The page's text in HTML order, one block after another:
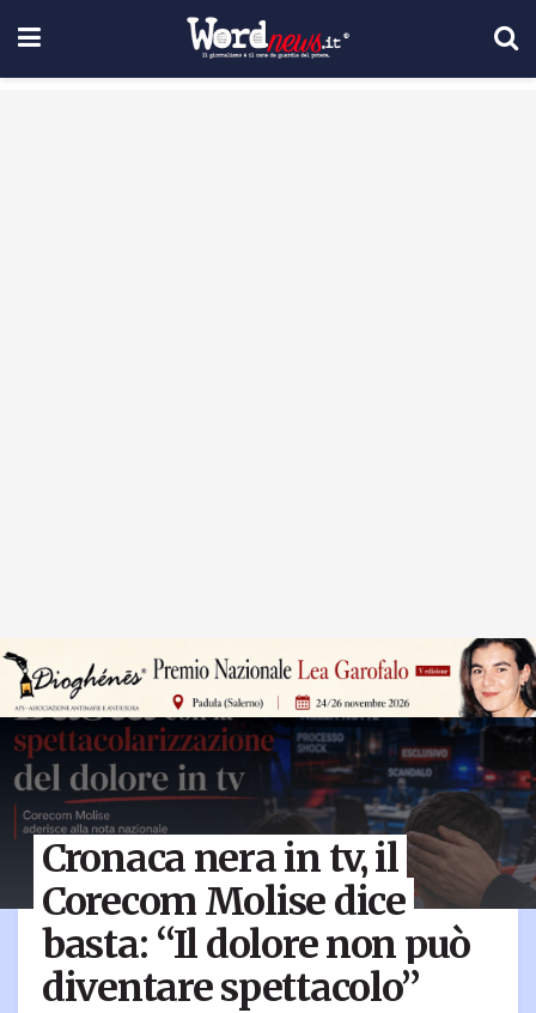
Cronaca nera in tv, il
Corecom Molise dice
basta: “Il dolore non può
diventare spettacolo”